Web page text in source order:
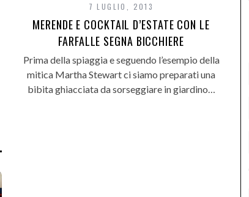
7 LUGLIO, 2013
MERENDE E COCKTAIL D’ESTATE CON LE
FARFALLE SEGNA BICCHIERE
Prima della spiaggia e seguendo l’esempio della
mitica Martha Stewart ci siamo preparati una
bibita ghiacciata da sorseggiare in giardino…